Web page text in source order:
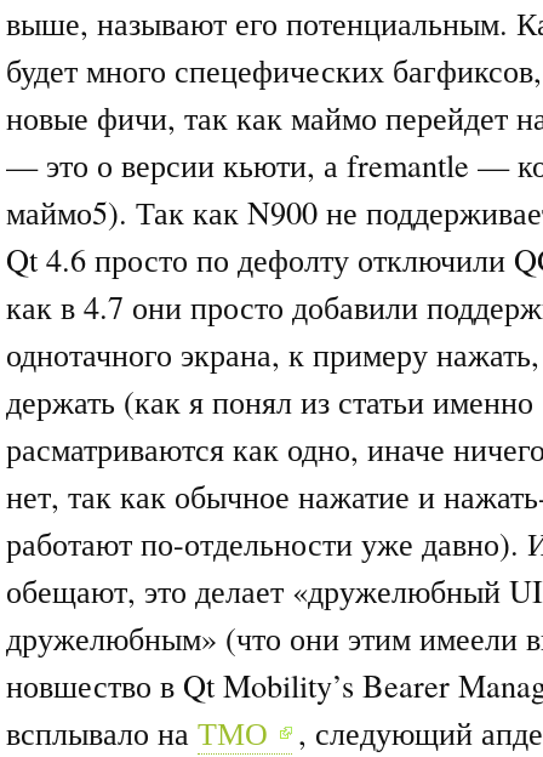
выше, называют его потенциальным.
будет много спецефических
новые фичи, так как маймо перейдет
— это о версии кьюти, а fremantle —
маймо5). Так как N900 не
Qt 4.6 просто по дефолту отключили
как в 4.7 они просто добавили
однотачного экрана, к примеру
держать (как я понял из статьи именно
расматриваются как одно, иначе
нет, так как обычное нажатие и
работают по-отдельности уже давно).
обещают, это делает «дружелюбный
дружелюбным» (что они этим имеели
новшество в Qt Mobility’s Bearer
всплывало на ТМО
, следующий